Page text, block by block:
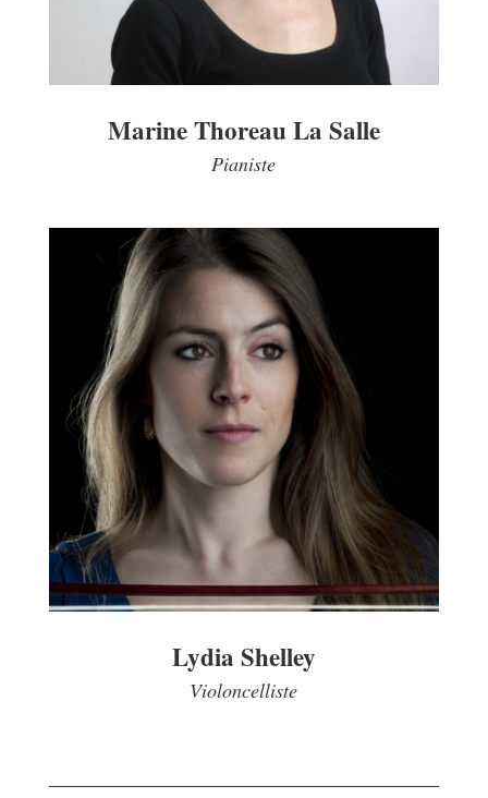
Marine Thoreau La Salle
Pianiste
Lydia Shelley
Violoncelliste